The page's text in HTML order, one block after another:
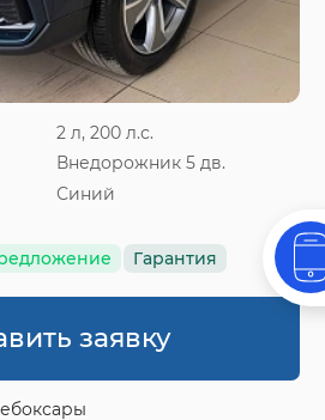
2 л, 200 л.с.
Внедорожник 5 дв.
Синий
Гарантия
заявку